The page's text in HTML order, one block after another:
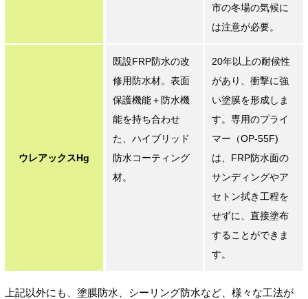
市の冬場の気候に
は注意が必要。
ウレアックスHg
既設FRP防水の改
修用防水材。表面
保護機能＋防水機
能を持ち合わせ
た、ハイブリッド
防水コーティング
材。
20年以上の耐候性
があり、衝撃に強
い塗膜を形成しま
す。専用のプライ
マー（OP-55F)
は、FRP防水面の
サンディングやア
セトン拭き工程を
せずに、直接塗布
することができま
す。
上記以外にも、塗膜防水、シーリング防水など、様々な工法が